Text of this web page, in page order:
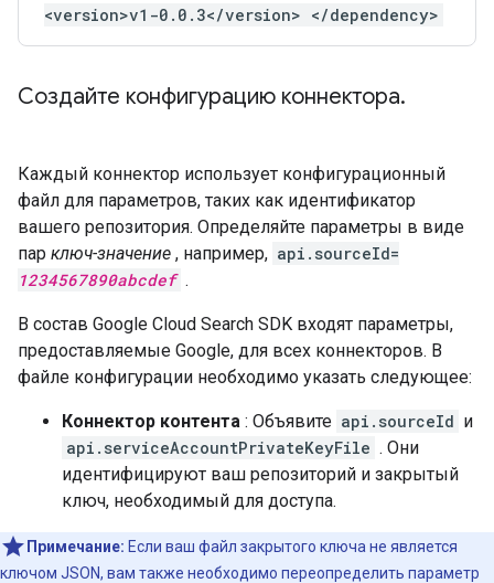
<version>v1-0.0.3</version> </dependency>
Создайте конфигурацию коннектора.
Каждый коннектор использует конфигурационный
файл для параметров, таких как идентификатор
вашего репозитория. Определяйте параметры в виде
пар ключ-значение , например, api.sourceId=
1234567890abcdef .
В состав Google Cloud Search SDK входят параметры,
предоставляемые Google, для всех коннекторов. В
файле конфигурации необходимо указать следующее:
Коннектор контента : Объявите api.sourceId и
api.serviceAccountPrivateKeyFile . Они
идентифицируют ваш репозиторий и закрытый
ключ, необходимый для доступа.
Примечание: Если ваш файл закрытого ключа не является
ключом JSON, вам также необходимо переопределить параметр